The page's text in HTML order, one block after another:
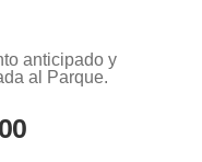
anticipado y
al Parque.